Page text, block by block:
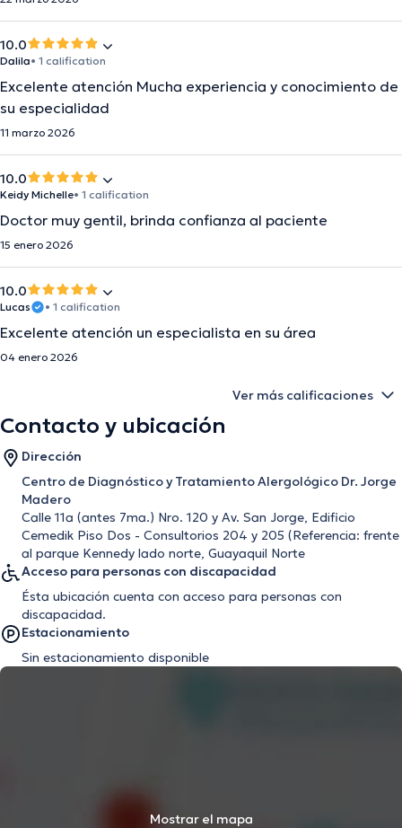
10.0
Dalila• 1 calification
Excelente atención Mucha experiencia y conocimiento de
su especialidad
11 marzo 2026
10.0
Keidy Michelle• 1 calification
Doctor muy gentil, brinda confianza al paciente
15 enero 2026
10.0
Lucas • 1 calification
Excelente atención un especialista en su área
04 enero 2026
Ver más calificaciones
Contacto y ubicación
Dirección
Centro de Diagnóstico y Tratamiento Alergológico Dr. Jorge
Madero
Calle 11a (antes 7ma.) Nro. 120 y Av. San Jorge, Edificio
Cemedik Piso Dos - Consultorios 204 y 205 (Referencia: frente
al parque Kennedy lado norte, Guayaquil Norte
Acceso para personas con discapacidad
Ésta ubicación cuenta con acceso para personas con
discapacidad.
Estacionamiento
Sin estacionamiento disponible
Mostrar el mapa